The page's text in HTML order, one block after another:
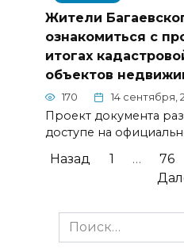
Жители
ознакомиться с
итогах
объектов
170 14 сентября,
Проект документа
доступе на
Навигация
Назад 1 … 76
Search
for: